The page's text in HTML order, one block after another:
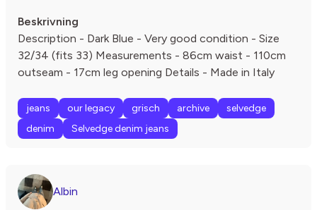
Beskrivning
Description - Dark Blue - Very good condition - Size
32/34 (fits 33) Measurements - 86cm waist - 110cm
outseam - 17cm leg opening Details - Made in Italy
jeans our legacy grisch archive
selvedge
denim
Selvedge denim jeans
Albin